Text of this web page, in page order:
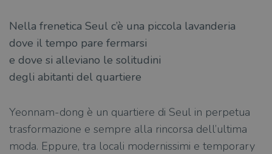
Nella frenetica Seul c’è una piccola lavanderia
dove il tempo pare fermarsi
e dove si alleviano le solitudini
degli abitanti del quartiere
Yeonnam-dong è un quartiere di Seul in perpetua
trasformazione e sempre alla rincorsa dell’ultima
moda. Eppure, tra locali modernissimi e temporary